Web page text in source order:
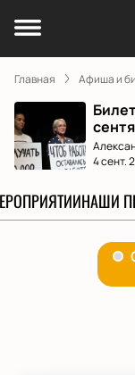
Главная Афиша и
4 сент.
НАШИ